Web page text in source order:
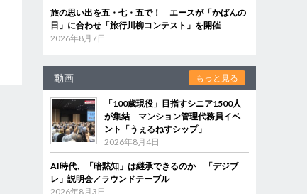
旅の思い出を五・七・五で！ エースが「かばんの
日」に合わせ「旅行川柳コンテスト」を開催
2026年8月7日
動画 もっと見る
「100歳現役」目指すシニア1500人
が集結 マンション管理代務員イベ
ント「うぇるねすシップ」
2026年8月4日
AI時代、「暗黙知」は継承できるのか 「デジブ
レ」説明会／ラウンドテーブル
2026年8月3日